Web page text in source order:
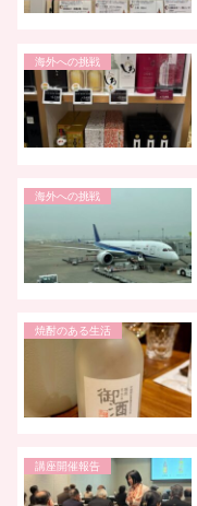
海外への挑戦
海外への挑戦
焼酎のある生活
講座開催報告